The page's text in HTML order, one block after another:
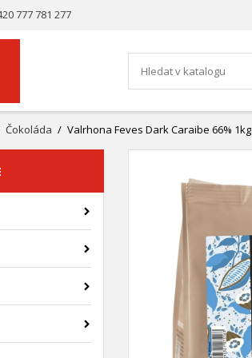
777 781 277
Čokoláda Valrhona Feves Dark Caraibe 66% 1kg